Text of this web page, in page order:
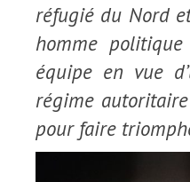
réfugié du Nord
homme
équipe en vue
régime
pour faire